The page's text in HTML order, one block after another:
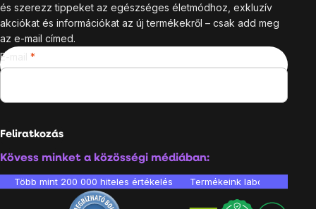
és szerezz tippeket az egészséges életmódhoz, exkluzív
akciókat és információkat az új termékekről – csak add meg
az e-mail címed.
E-mail
Feliratkozás
Kövess minket a közösségi médiában:
Több mint 200 000 hiteles értékelés Termékeink